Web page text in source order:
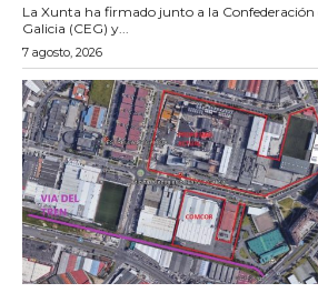
La Xunta ha firmado junto a la Confederación
Galicia (CEG) y...
7 agosto, 2026